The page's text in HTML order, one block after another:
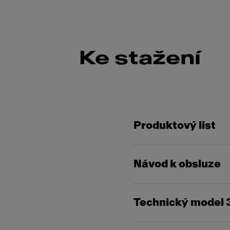
Ke stažení
Produktový list
Návod k obsluze
Technický model